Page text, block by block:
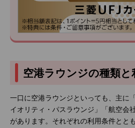
空港ラウンジの種類と
一口に空港ラウンジといっても、主に
イオリティ・パスラウンジ」「航空会
があります。それぞれの利用条件とと